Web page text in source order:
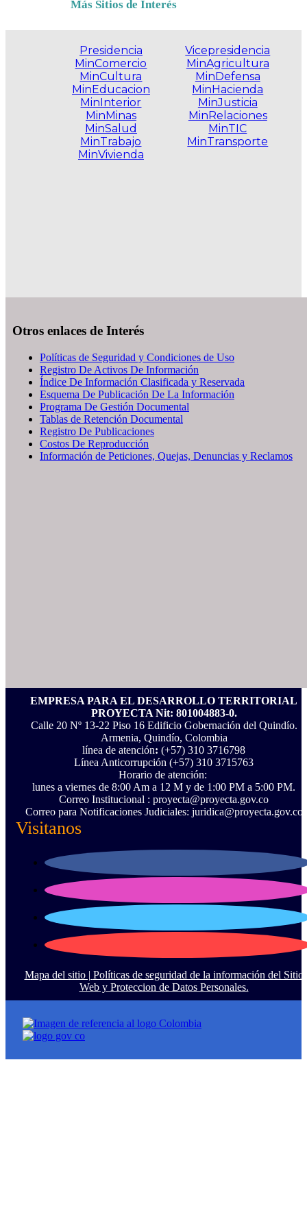
Más Sitios de Interés
Presidencia
MinComercio
MinCultura
MinEducacion
MinInterior
MinMinas
MinSalud
MinTrabajo
MinVivienda
Vicepresidencia
MinAgricultura
MinDefensa
MinHacienda
MinJusticia
MinRelaciones
MinTIC
MinTransporte
Otros enlaces de Interés
Políticas de Seguridad y Condiciones de Uso
Registro De Activos De Información
Índice De Información Clasificada y Reservada
Esquema De Publicación De La Información
Programa De Gestión Documental
Tablas de Retención Documental
Registro De Publicaciones
Costos De Reproducción
Información de Peticiones, Quejas, Denuncias y Reclamos
EMPRESA PARA EL DESARROLLO TERRITORIAL
PROYECTA Nit: 801004883-0.
Calle 20 Nº 13-22 Piso 16 Edificio Gobernación del Quindío.
Armenia, Quindío, Colombia
línea de atención: (+57) 310 3716798
Línea Anticorrupción ‪(+57) 310 3715763‬
Horario de atención:
lunes a viernes de 8:00 Am a 12 M y de 1:00 PM a 5:00 PM.
Correo Institucional : proyecta@proyecta.gov.co
Correo para Notificaciones Judiciales: juridica@proyecta.gov.co
Visitanos
Mapa del sitio | Políticas de seguridad de la información del Sitio
Web y Proteccion de Datos Personales.